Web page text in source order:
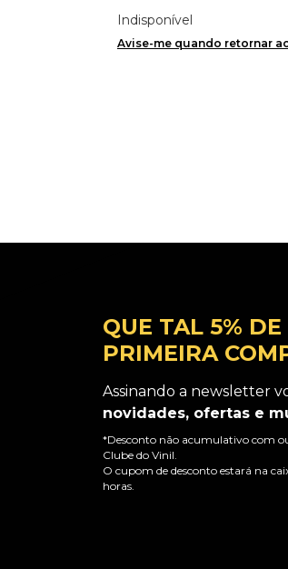
Indisponível
Avise-me quando retornar
QUE TAL 5%
PRIMEIRA
Assinando a newsletter
novidades, ofertas e
*Desconto não acumulativo com
Clube do Vinil.
O cupom de desconto estará na
horas.